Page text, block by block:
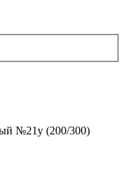
№21у (200/300)